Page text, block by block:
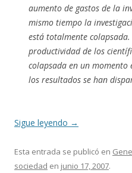
aumento de gastos de la
mismo tiempo la
está totalmente
productividad de los
colapsada en un momento
los resultados se han
Sigue leyendo →
Esta entrada se publicó en
sociedad en junio 17, 2007.